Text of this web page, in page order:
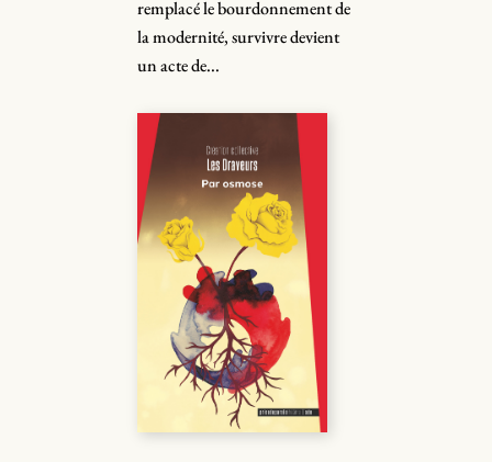
remplacé le bourdonnement de
la modernité, survivre devient
un acte de...